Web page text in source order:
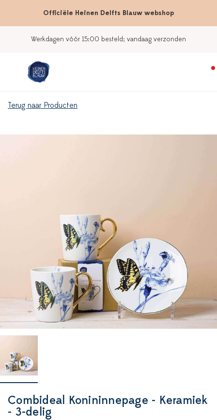
Officiële Heinen Delfts Blauw webshop
Werkdagen vóór 15:00 besteld; vandaag verzonden
Terug naar Producten
Combideal Konininnepage - Keramiek
- 3-delig